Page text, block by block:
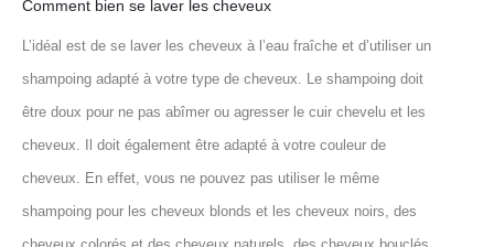
Comment bien se laver les cheveux
L’idéal est de se laver les cheveux à l’eau fraîche et d’utiliser un
shampoing adapté à votre type de cheveux. Le shampoing doit
être doux pour ne pas abîmer ou agresser le cuir chevelu et les
cheveux. Il doit également être adapté à votre couleur de
cheveux. En effet, vous ne pouvez pas utiliser le même
shampoing pour les cheveux blonds et les cheveux noirs, des